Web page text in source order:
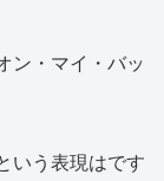
ン・マイ・バッ
いう表現はです